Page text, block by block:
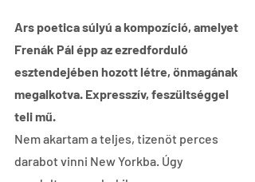
Ars poetica súlyú a kompozíció, amelyet
Frenák Pál épp az ezredforduló
esztendejében hozott létre, önmagának
megalkotva. Expresszív, feszültséggel
teli mű.
Nem akartam a teljes, tizenöt perces
darabot vinni New Yorkba. Úgy